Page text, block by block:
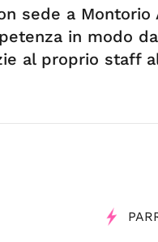
sede a Montorio
in modo
al proprio staff